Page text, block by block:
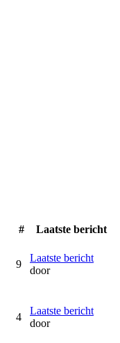
#
Laatste bericht
9
Laatste bericht
door
4
Laatste bericht
door